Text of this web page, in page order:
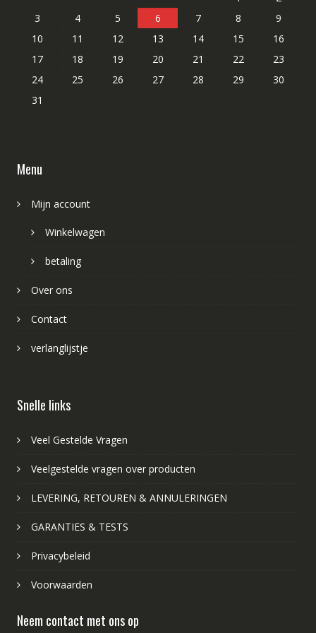
3
4 5 6 7 8
9
10
11 12 13 14 15
16
17
18 19 20 21 22
23
24
25 26 27 28 29
30
31
Menu
Mijn account
Winkelwagen
betaling
Over ons
Contact
verlanglijstje
Snelle links
Veel Gestelde Vragen
Veelgestelde vragen over producten
LEVERING, RETOUREN & ANNULERINGEN
GARANTIES & TESTS
Privacybeleid
Voorwaarden
Neem contact met ons op